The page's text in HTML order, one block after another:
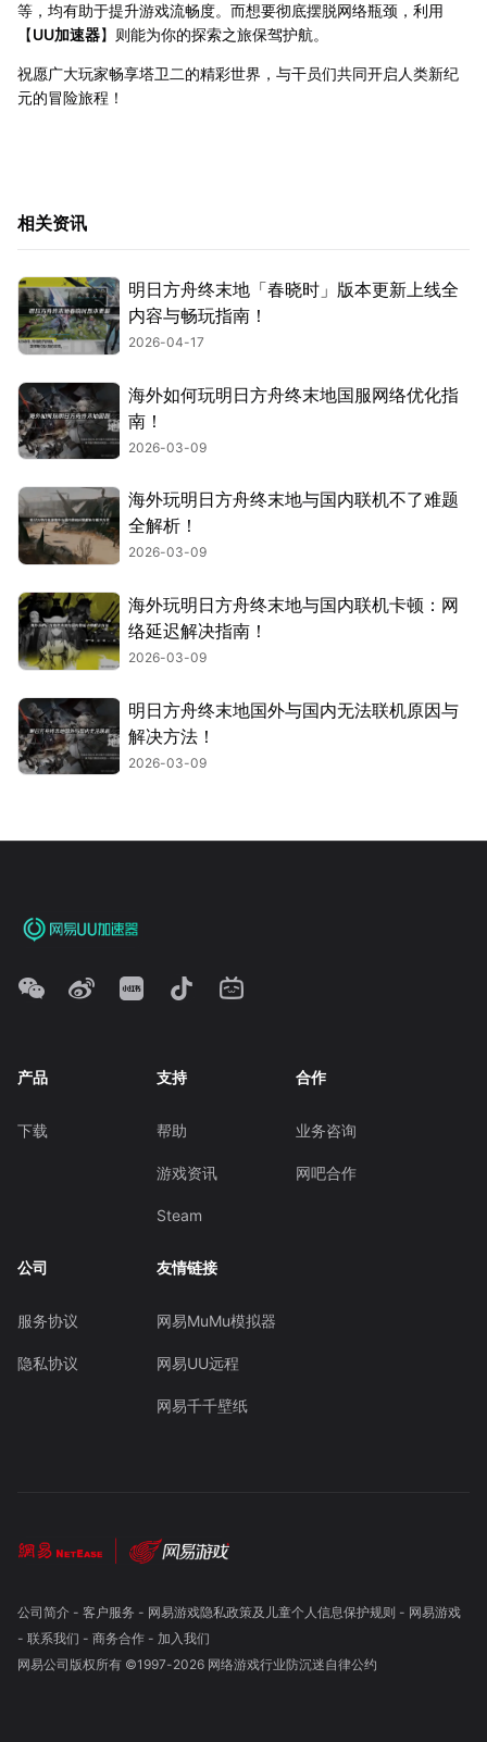
等，均有助于提升游戏流畅度。而想要彻底摆脱网络瓶颈，利用
【UU加速器】则能为你的探索之旅保驾护航。
祝愿广大玩家畅享塔卫二的精彩世界，与干员们共同开启人类新纪
元的冒险旅程！
相关资讯
明日方舟终末地「春晓时」版本更新上线全
内容与畅玩指南！
2026-04-17
海外如何玩明日方舟终末地国服网络优化指
南！
2026-03-09
海外玩明日方舟终末地与国内联机不了难题
全解析！
2026-03-09
海外玩明日方舟终末地与国内联机卡顿：网
络延迟解决指南！
2026-03-09
明日方舟终末地国外与国内无法联机原因与
解决方法！
2026-03-09
产品
下载
支持
帮助
游戏资讯
Steam
合作
业务咨询
网吧合作
公司
服务协议
隐私协议
友情链接
网易MuMu模拟器
网易UU远程
网易千千壁纸
公司简介- 客户服务 - 网易游戏隐私政策及儿童个人信息保护规则 - 网易游戏
- 联系我们 - 商务合作- 加入我们
网易公司版权所有 ©1997-2026 网络游戏行业防沉迷自律公约